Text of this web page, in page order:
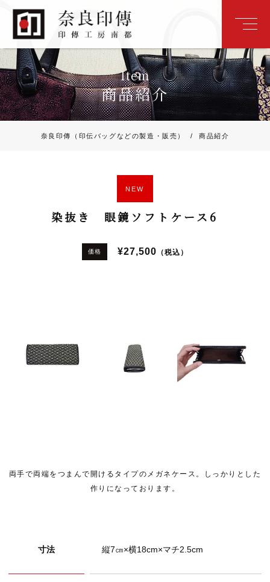
Item
商品紹介
奈良印傳（印伝バッグなどの製造・販売） / 商品紹介
NEW
染抜き 眼鏡ソフトケース6
価格 ¥27,500 （税込）
両手で両端をつまんで開けるタイプのメガネケース。しっかりとした
作りになっております。
寸法 縦7㎝×横18cm×マチ2.5cm